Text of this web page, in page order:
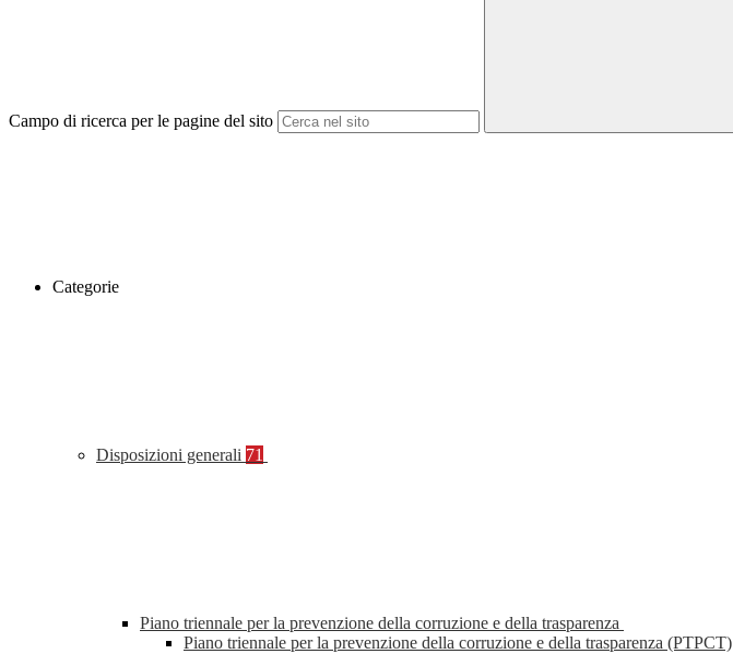
Campo di ricerca per le pagine del sito
Categorie
Disposizioni generali 71
Piano triennale per la prevenzione della corruzione e della trasparenza
Piano triennale per la prevenzione della corruzione e della trasparenza (PTPCT)